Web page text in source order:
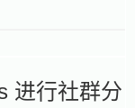
进行社群分